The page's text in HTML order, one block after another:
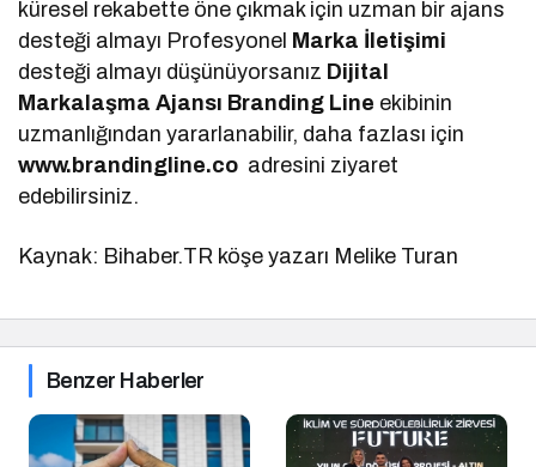
küresel rekabette öne çıkmak için uzman bir ajans
desteği almayı Profesyonel Marka İletişimi
desteği almayı düşünüyorsanız Dijital
Markalaşma Ajansı Branding Line ekibinin
uzmanlığından yararlanabilir, daha fazlası için
www.brandingline.co adresini ziyaret
edebilirsiniz.
Kaynak: Bihaber.TR köşe yazarı Melike Turan
Benzer Haberler